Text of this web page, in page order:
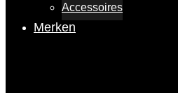
Accessoires
Merken